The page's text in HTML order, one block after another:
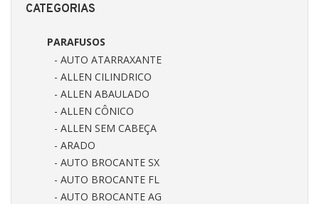
CATEGORIAS
PARAFUSOS
- AUTO ATARRAXANTE
- ALLEN CILINDRICO
- ALLEN ABAULADO
- ALLEN CÔNICO
- ALLEN SEM CABEÇA
- ARADO
- AUTO BROCANTE SX
- AUTO BROCANTE FL
- AUTO BROCANTE AG